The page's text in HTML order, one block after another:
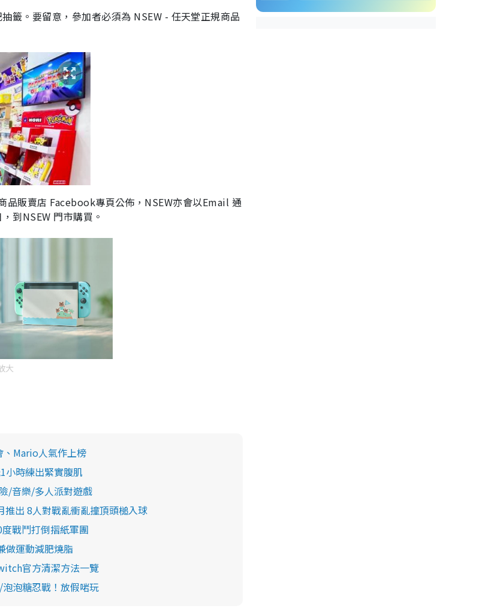
籤。要留意，參加者必須為 NSEW - 任天堂正規商品
品販賣店 Facebook專頁公佈，NSEW亦會以Email 通
，到NSEW 門市購買。
大
、Mario人氣作上榜
小時練出緊實腹肌
/音樂/多人派對遊戲
推出 8人對戰亂衝亂撞頂頭槌入球
戰鬥打倒摺紙軍團
做運動減肥燒脂
官方清潔方法一覽
泡糖忍戰！放假啱玩